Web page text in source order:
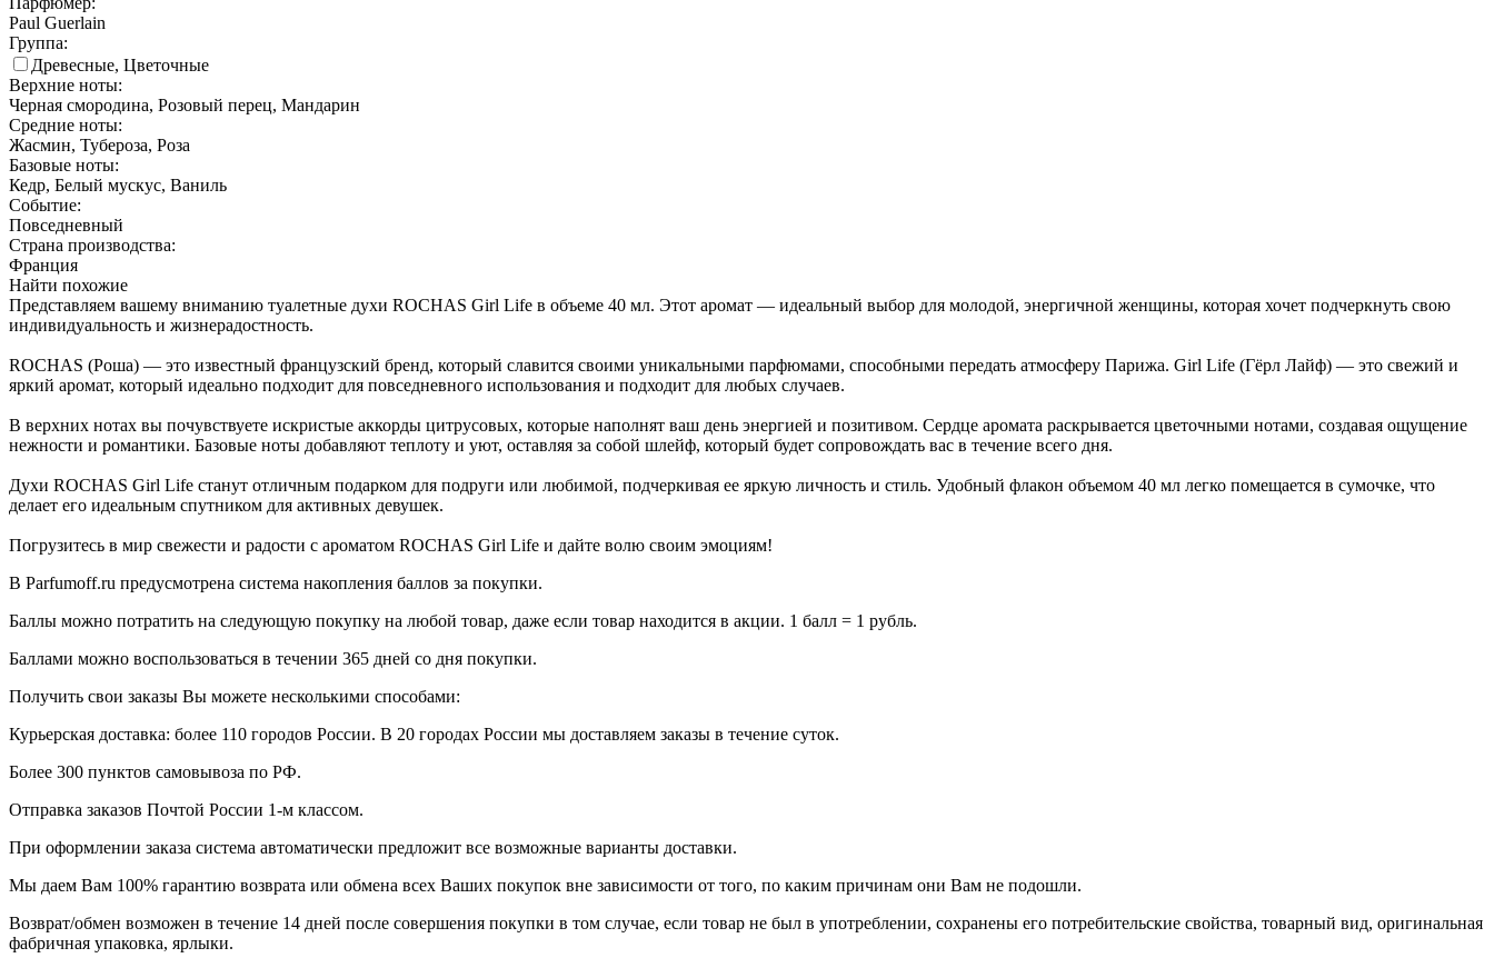
Paul Guerlain
Группа:
Древесные, Цветочные
Верхние ноты:
Черная смородина, Розовый перец, Мандарин
Средние ноты:
Жасмин, Тубероза, Роза
Базовые ноты:
Кедр, Белый мускус, Ваниль
Событие:
Повседневный
Страна производства:
Франция
Найти похожие
Представляем вашему вниманию туалетные духи ROCHAS Girl Life в объеме 40 мл. Этот аромат — идеальный выбор для молодой, энергичной женщины, которая хочет подчеркнуть свою
индивидуальность и жизнерадостность.
ROCHAS (Роша) — это известный французский бренд, который славится своими уникальными парфюмами, способными передать атмосферу Парижа. Girl Life (Гёрл Лайф) — это свежий и
яркий аромат, который идеально подходит для повседневного использования и подходит для любых случаев.
В верхних нотах вы почувствуете искристые аккорды цитрусовых, которые наполнят ваш день энергией и позитивом. Сердце аромата раскрывается цветочными нотами, создавая ощущение
нежности и романтики. Базовые ноты добавляют теплоту и уют, оставляя за собой шлейф, который будет сопровождать вас в течение всего дня.
Духи ROCHAS Girl Life станут отличным подарком для подруги или любимой, подчеркивая ее яркую личность и стиль. Удобный флакон объемом 40 мл легко помещается в сумочке, что
делает его идеальным спутником для активных девушек.
Погрузитесь в мир свежести и радости с ароматом ROCHAS Girl Life и дайте волю своим эмоциям!
В Parfumoff.ru предусмотрена система накопления баллов за покупки.
Баллы можно потратить на следующую покупку на любой товар, даже если товар находится в акции. 1 балл = 1 рубль.
Баллами можно воспользоваться в течении 365 дней со дня покупки.
Получить свои заказы Вы можете несколькими способами:
Курьерская доставка: более 110 городов России. В 20 городах России мы доставляем заказы в течение суток.
Более 300 пунктов самовывоза по РФ.
Отправка заказов Почтой России 1-м классом.
При оформлении заказа система автоматически предложит все возможные варианты доставки.
Мы даем Вам 100% гарантию возврата или обмена всех Ваших покупок вне зависимости от того, по каким причинам они Вам не подошли.
Возврат/обмен возможен в течение 14 дней после совершения покупки в том случае, если товар не был в употреблении, сохранены его потребительские свойства, товарный вид, оригинальная
фабричная упаковка, ярлыки.